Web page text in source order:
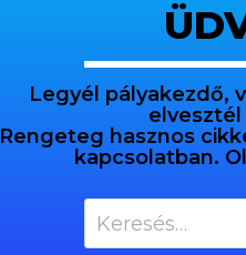
Legyél pályakezdő,
elvesztél
Rengeteg hasznos
kapcsolatban.